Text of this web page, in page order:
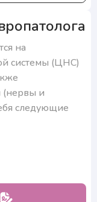
на
системы (ЦНС)
(нервы и
следующие